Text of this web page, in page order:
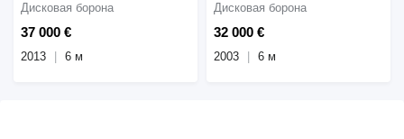
37 000 €
Дисковая борона
2013 6 м
32 000 €
Дисковая борона
2003 6 м